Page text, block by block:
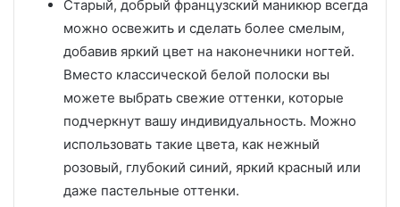
Старый, добрый французский маникюр всегда
можно освежить и сделать более смелым,
добавив яркий цвет на наконечники ногтей.
Вместо классической белой полоски вы
можете выбрать свежие оттенки, которые
подчеркнут вашу индивидуальность. Можно
использовать такие цвета, как нежный
розовый, глубокий синий, яркий красный или
даже пастельные оттенки.